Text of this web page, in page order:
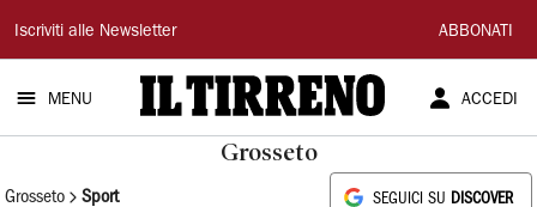
Il
Tirreno
Iscriviti alle Newsletter ABBONATI
MENU ACCEDI
Grosseto
Grosseto Sport SEGUICI SU DISCOVER